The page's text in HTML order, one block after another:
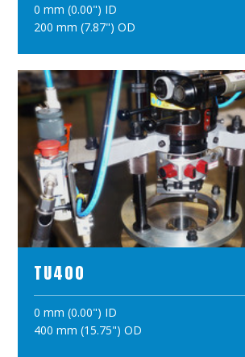
0 mm (0.00") ID
200 mm (7.87") OD
ПОЛОЖИТЪ В КОРЗИНУ
TU400
0 mm (0.00") ID
400 mm (15.75") OD
ПРОСМОТР ПРОДУКТОВ
ПОЛОЖИТЪ В КОРЗИНУ